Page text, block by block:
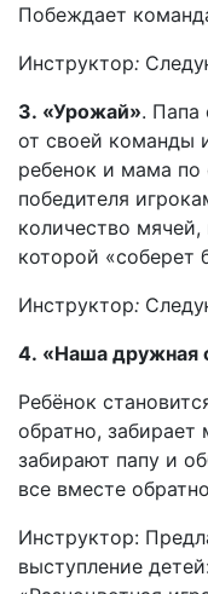
Побеждает
Инструктор:
3. «Урожай». Папа
от своей команды
ребенок и мама по
победителя
количество
которой «соберет
Инструктор:
4. «Наша дружная
Ребёнок
обратно, забирает
забирают папу и
все вместе
Инструктор:
выступление